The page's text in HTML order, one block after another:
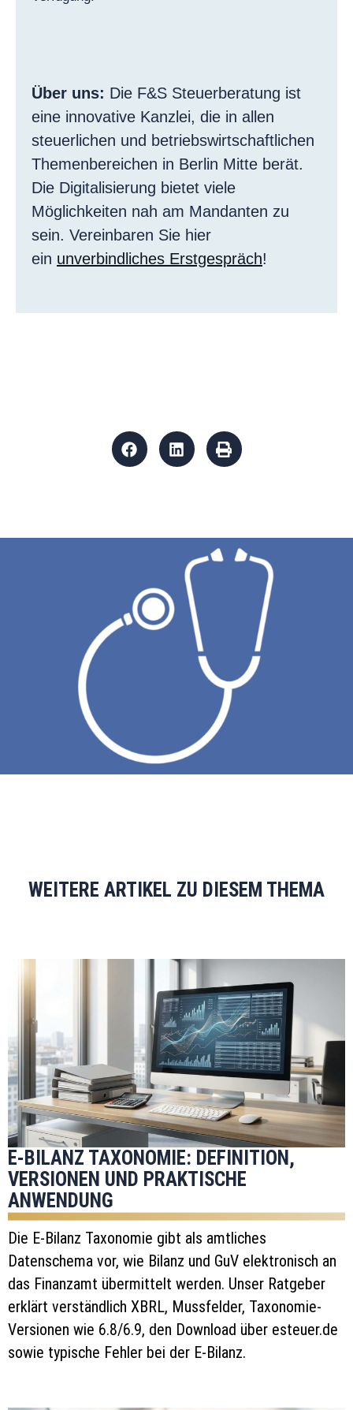
Über uns: Die F&S Steuerberatung ist
eine innovative Kanzlei, die in allen
steuerlichen und betriebswirtschaftlichen
Themenbereichen in Berlin Mitte berät.
Die Digitalisierung bietet viele
Möglichkeiten nah am Mandanten zu
sein. Vereinbaren Sie hier
ein unverbindliches Erstgespräch!
WEITERE ARTIKEL ZU DIESEM THEMA
E-BILANZ TAXONOMIE: DEFINITION,
VERSIONEN UND PRAKTISCHE
ANWENDUNG
Die E-Bilanz Taxonomie gibt als amtliches
Datenschema vor, wie Bilanz und GuV elektronisch an
das Finanzamt übermittelt werden. Unser Ratgeber
erklärt verständlich XBRL, Mussfelder, Taxonomie-
Versionen wie 6.8/6.9, den Download über esteuer.de
sowie typische Fehler bei der E-Bilanz.